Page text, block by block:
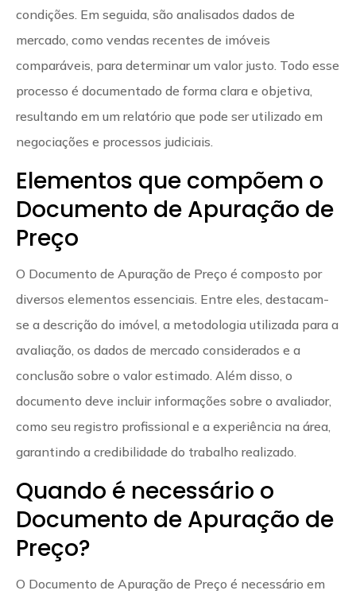
condições. Em seguida, são analisados dados de
mercado, como vendas recentes de imóveis
comparáveis, para determinar um valor justo. Todo esse
processo é documentado de forma clara e objetiva,
resultando em um relatório que pode ser utilizado em
negociações e processos judiciais.
Elementos que compõem o
Documento de Apuração de
Preço
O Documento de Apuração de Preço é composto por
diversos elementos essenciais. Entre eles, destacam-
se a descrição do imóvel, a metodologia utilizada para a
avaliação, os dados de mercado considerados e a
conclusão sobre o valor estimado. Além disso, o
documento deve incluir informações sobre o avaliador,
como seu registro profissional e a experiência na área,
garantindo a credibilidade do trabalho realizado.
Quando é necessário o
Documento de Apuração de
Preço?
O Documento de Apuração de Preço é necessário em